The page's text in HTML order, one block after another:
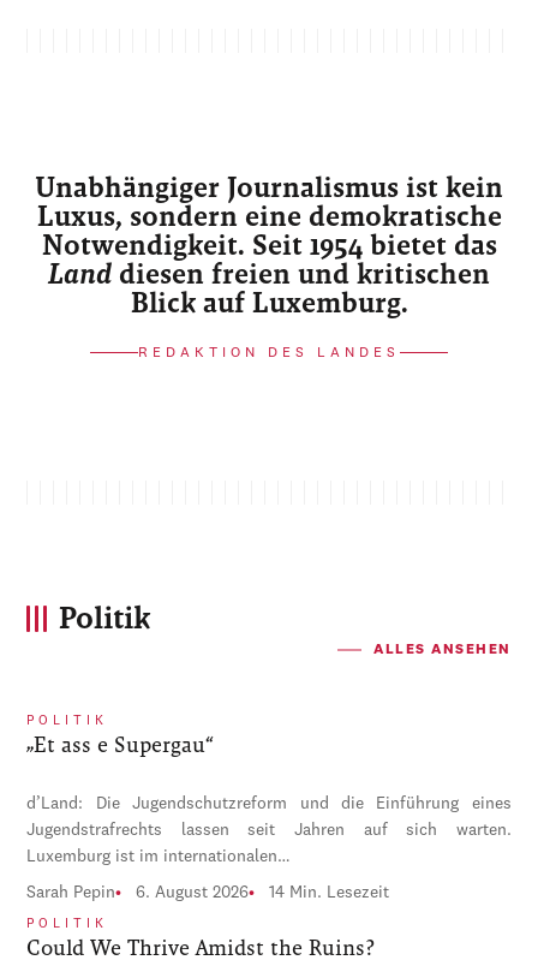
Unabhängiger Journalismus ist kein
Luxus, sondern eine demokratische
Notwendigkeit. Seit 1954 bietet das
Land diesen freien und kritischen
Blick auf Luxemburg.
REDAKTION DES LANDES
Politik
ALLES ANSEHEN
POLITIK
„Et ass e Supergau“
d’Land: Die Jugendschutzreform und die Einführung eines
Jugendstrafrechts lassen seit Jahren auf sich warten.
Luxemburg ist im internationalen…
Sarah Pepin 6. August 2026 14 Min. Lesezeit
POLITIK
Could We Thrive Amidst the Ruins?